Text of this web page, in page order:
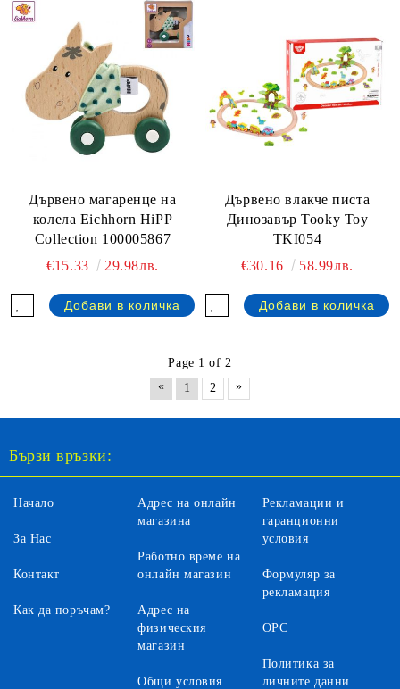
Дървено магаренце на
колела Eichhorn HiPP
Collection 100005867
€15.33
29.98лв.
Дървено влакче писта
Динозавър Tooky Toy
TKI054
€30.16
58.99лв.
Page 1 of 2
«
1 2 »
Бързи връзки:
Начало
За Нас
Контакт
Как да поръчам?
Адрес на онлайн
магазина
Работно време на
онлайн магазин
Адрес на
физическия
магазин
Общи условия
Рекламации и
гаранционни
условия
Формуляр за
рекламация
ОРС
Политика за
личните данни